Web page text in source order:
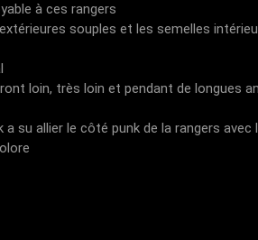
à ces rangers
souples et les semelles
loin, très loin et pendant de longues
su allier le côté punk de la rangers avec